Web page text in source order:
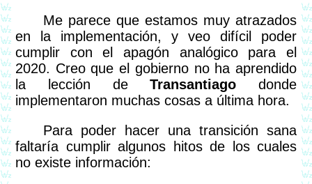
Me parece que estamos muy atrazados
en la implementación, y veo difícil poder
cumplir con el apagón analógico para el
2020. Creo que el gobierno no ha aprendido
la lección deTransantiago donde
implementaron muchas cosas a última hora.
Para poder hacer una transición sana
faltaría cumplir algunos hitos de los cuales
no existe información: